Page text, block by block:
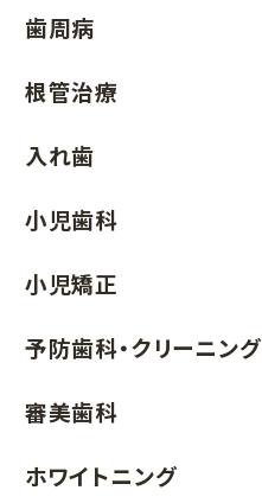
歯周病
根管治療
入れ歯
小児歯科
小児矯正
予防歯科・クリーニング
審美歯科
ホワイトニング